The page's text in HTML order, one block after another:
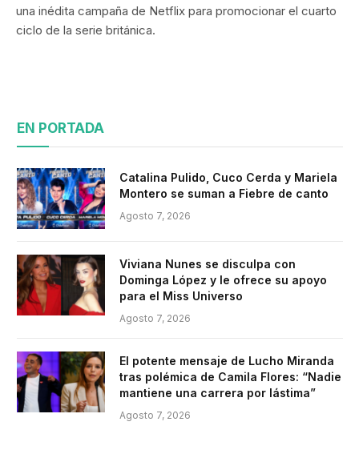
una inédita campaña de Netflix para promocionar el cuarto
ciclo de la serie británica.
EN PORTADA
Catalina Pulido, Cuco Cerda y Mariela
Montero se suman a Fiebre de canto
Agosto 7, 2026
Viviana Nunes se disculpa con
Dominga López y le ofrece su apoyo
para el Miss Universo
Agosto 7, 2026
El potente mensaje de Lucho Miranda
tras polémica de Camila Flores: “Nadie
mantiene una carrera por lástima”
Agosto 7, 2026